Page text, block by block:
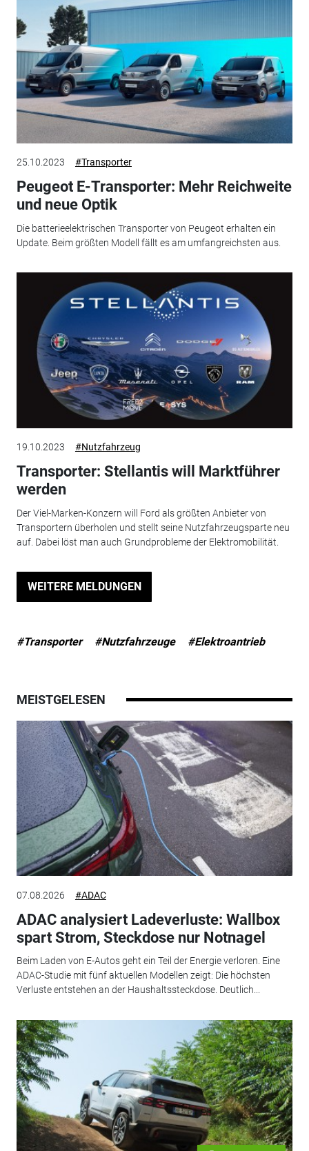
25.10.2023 #Transporter
Peugeot E-Transporter: Mehr Reichweite
und neue Optik
Die batterieelektrischen Transporter von Peugeot erhalten ein
Update. Beim größten Modell fällt es am umfangreichsten aus.
19.10.2023 #Nutzfahrzeug
Transporter: Stellantis will Marktführer
werden
Der Viel-Marken-Konzern will Ford als größten Anbieter von
Transportern überholen und stellt seine Nutzfahrzeugsparte neu
auf. Dabei löst man auch Grundprobleme der Elektromobilität.
WEITERE MELDUNGEN
#Transporter #Nutzfahrzeuge #Elektroantrieb
MEISTGELESEN
07.08.2026 #ADAC
ADAC analysiert Ladeverluste: Wallbox
spart Strom, Steckdose nur Notnagel
Beim Laden von E-Autos geht ein Teil der Energie verloren. Eine
ADAC-Studie mit fünf aktuellen Modellen zeigt: Die höchsten
Verluste entstehen an der Haushaltssteckdose. Deutlich...